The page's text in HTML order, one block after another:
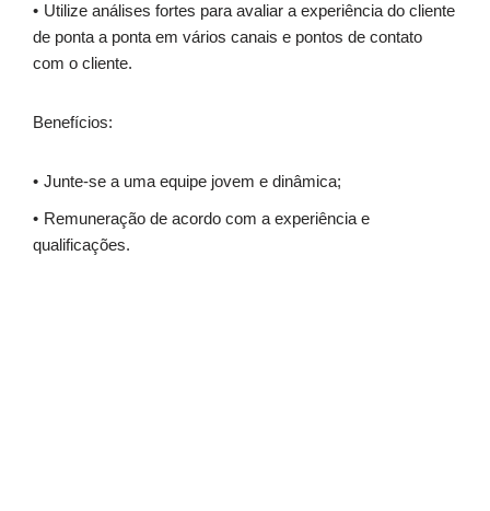
Utilize análises fortes para avaliar a experiência do cliente
de ponta a ponta em vários canais e pontos de contato
com o cliente.
Benefícios:
Junte-se a uma equipe jovem e dinâmica;
Remuneração de acordo com a experiência e
qualificações.